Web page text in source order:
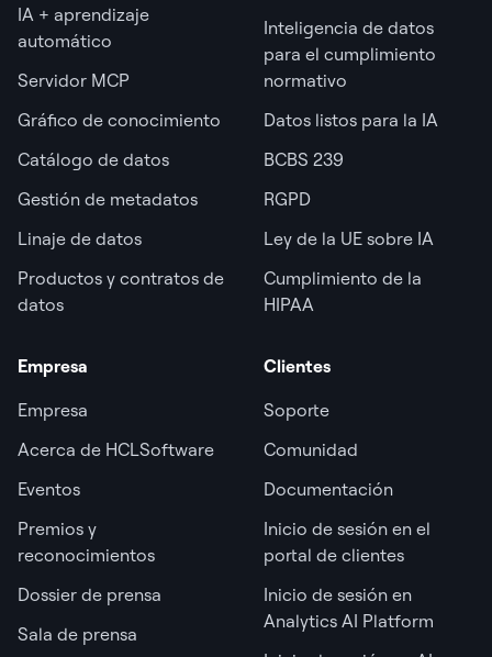
IA + aprendizaje
automático
Servidor MCP
Gráfico de conocimiento
Catálogo de datos
Gestión de metadatos
Linaje de datos
Productos y contratos de
datos
Inteligencia de datos
para el cumplimiento
normativo
Datos listos para la IA
BCBS 239
RGPD
Ley de la UE sobre IA
Cumplimiento de la
HIPAA
Empresa
Empresa
Acerca de HCLSoftware
Eventos
Premios y
reconocimientos
Dossier de prensa
Sala de prensa
Clientes
Soporte
Comunidad
Documentación
Inicio de sesión en el
portal de clientes
Inicio de sesión en
Analytics AI Platform